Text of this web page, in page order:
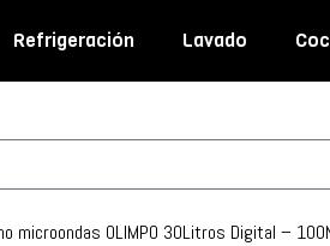
Refrigeración Lavado
microondas OLIMPO 30Litros Digital –